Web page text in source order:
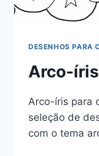
DESENHOS PARA
Arco-
Arco-íris para
seleção de
com o tema